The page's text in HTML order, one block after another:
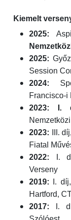
Kiemelt
2025:
2025:
Session
2024:
Francisco-i
2023:
I.
2023: III.
Fiatal
2022: I.
Verseny
2019: I.
Hartford,
2017: I.